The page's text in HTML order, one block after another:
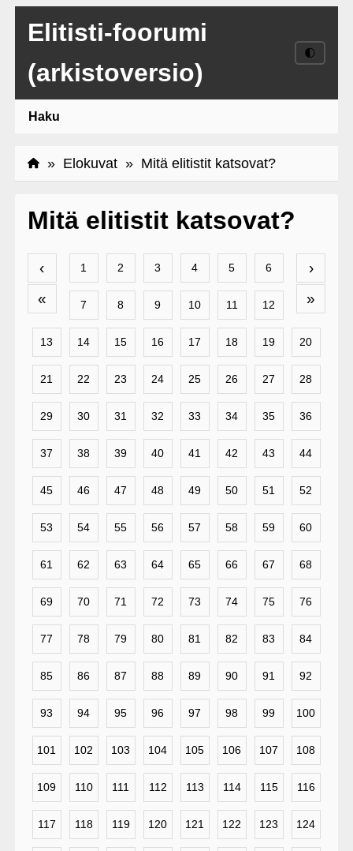
Elitisti-foorumi
(arkistoversio)
🌓
Haku
» Elokuvat» Mitä elitistit katsovat?
Mitä elitistit katsovat?
‹
«
›
»
1 2 3 4 5 6
7 8 9 10 11 12
13 14 15 16 17 18 19 20
21 22 23 24 25 26 27 28
29 30 31 32 33 34 35 36
37 38 39 40 41 42 43 44
45 46 47 48 49 50 51 52
53 54 55 56 57 58 59 60
61 62 63 64 65 66 67 68
69 70 71 72 73 74 75 76
77 78 79 80 81 82 83 84
85 86 87 88 89 90 91 92
93 94 95 96 97 98 99 100
101 102 103 104 105 106 107 108
109 110 111 112 113 114 115 116
117 118 119 120 121 122 123 124